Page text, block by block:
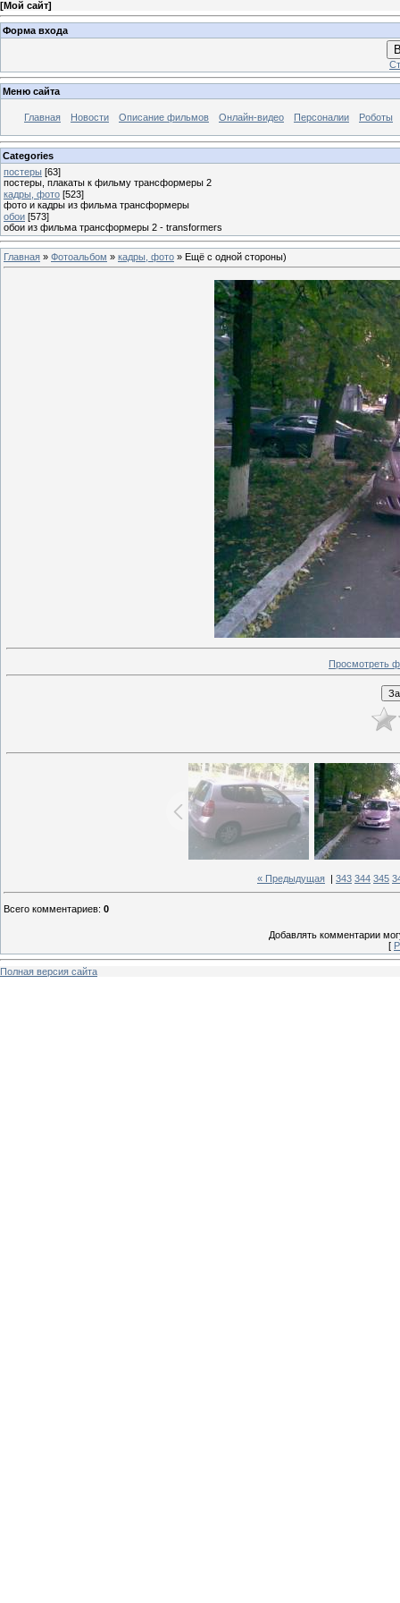
[Мой сайт]
Форма входа
Меню сайта
Главная Новости Описание фильмов Онлайн-видео Персоналии Роботы
Categories
постеры [63]
постеры, плакаты к фильму трансформеры 2
кадры, фото [523]
фото и кадры из фильма трансформеры
обои [573]
обои из фильма трансформеры 2 - transformers
Главная » Фотоальбом » кадры, фото » Ещё с одной стороны)
Просмотреть
« Предыдущая 343 344 345
Всего комментариев: 0
Добавлять комментарии
[
Полная версия сайта